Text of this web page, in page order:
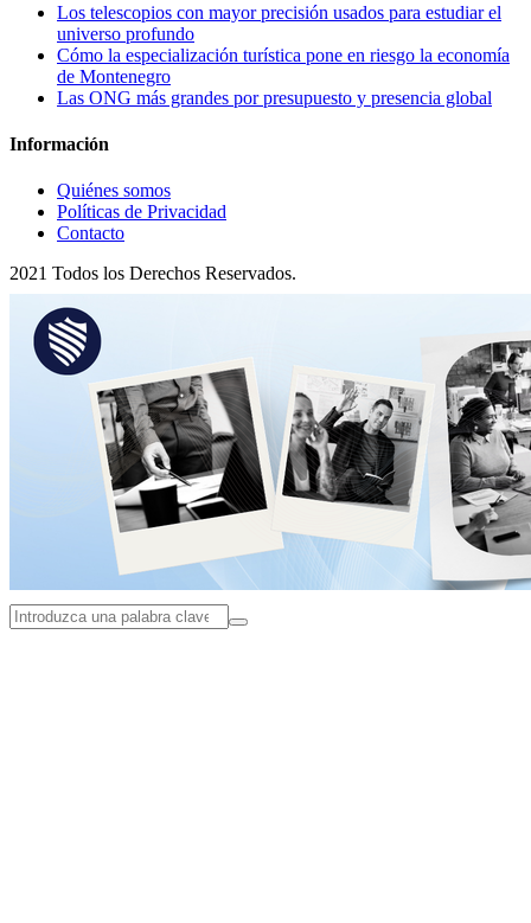
Los telescopios con mayor precisión usados para estudiar el
universo profundo
Cómo la especialización turística pone en riesgo la economía
de Montenegro
Las ONG más grandes por presupuesto y presencia global
Información
Quiénes somos
Políticas de Privacidad
Contacto
2021 Todos los Derechos Reservados.